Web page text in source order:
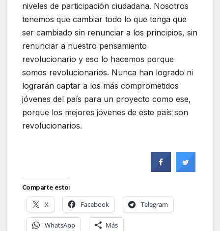
niveles de participación ciudadana. Nosotros
tenemos que cambiar todo lo que tenga que
ser cambiado sin renunciar a los principios, sin
renunciar a nuestro pensamiento
revolucionario y eso lo hacemos porque
somos revolucionarios. Nunca han logrado ni
lograrán captar a los más comprometidos
jóvenes del país para un proyecto como ese,
porque los mejores jóvenes de este país son
revolucionarios.
Comparte esto:
X Facebook Telegram
WhatsApp Más